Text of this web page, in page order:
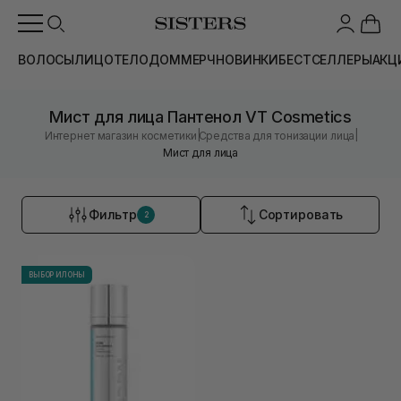
ВОЛОСЫЛИЦОТЕЛОДОММЕРЧНОВИНКИБЕСТСЕЛЛЕРЫ
Мист для лица Пантенол VT Cosmetics
Интернет магазин косметики |Средства для тонизации лица
Мист для лица
Фильтр 2 Сортировать
ВЫБОР ИЛОНЫ